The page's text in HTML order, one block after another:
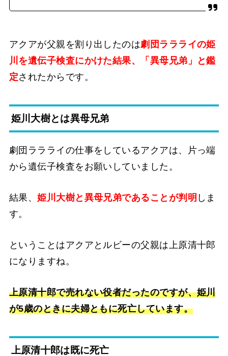
アクアが父親を割り出したのは劇団ララライの姫
川を遺伝子検査にかけた結果、「異母兄弟」と鑑
定されたからです。
姫川大樹とは異母兄弟
劇団ララライの仕事をしているアクアは、片っ端
から遺伝子検査をお願いしていました。
結果、姫川大樹と異母兄弟であることが判明 しま
す。
ということはアクアとルビーの父親は上原清十郎
になりますね。
上原清十郎で売れない役者だったのですが、姫川
が5歳のときに夫婦ともに死亡しています。
上原清十郎は既に死亡